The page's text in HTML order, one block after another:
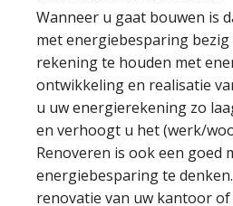
Wanneer u gaat bouwen is
met energiebesparing
rekening te houden met
ontwikkeling en realisatie
u uw energierekening zo
en verhoogt u het (werk/
Renoveren is ook een goed
energiebesparing te
renovatie van uw kantoor